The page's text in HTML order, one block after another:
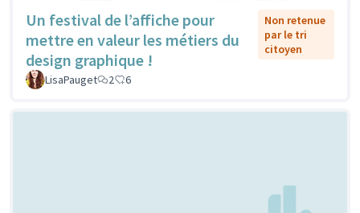
Un festival de l’affiche pour
mettre en valeur les métiers du
design graphique !
Non retenue
par le tri
citoyen
LisaPauget 2 6